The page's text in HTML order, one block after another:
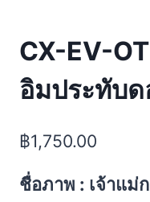
CX-EV-
อิมประทับ
฿1,750.00
ชื่อภาพ : เจ้าแม่